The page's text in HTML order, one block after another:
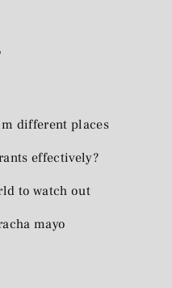
different places
effectively?
to watch out
mayo